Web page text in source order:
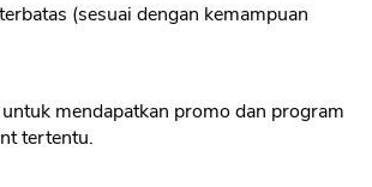
(sesuai dengan kemampuan
mendapatkan promo dan program
tertentu.